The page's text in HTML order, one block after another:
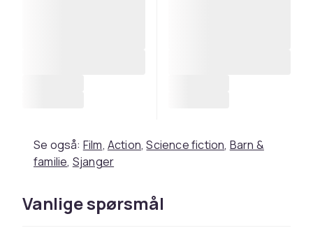
Se også: Film, Action,Science fiction, Barn &
familie, Sjanger
Vanlige spørsmål